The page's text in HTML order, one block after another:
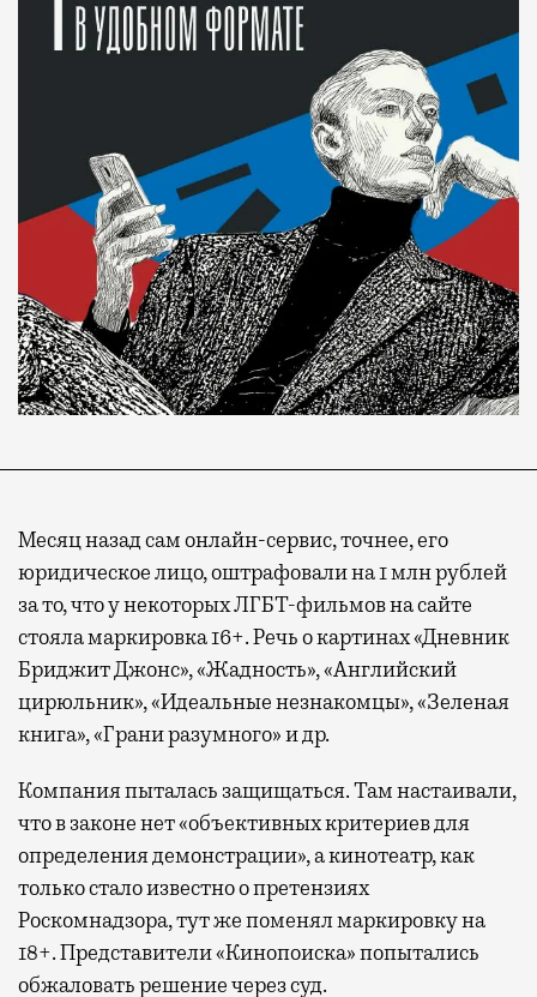
Месяц назад сам онлайн-сервис, точнее, его
юридическое лицо, оштрафовали на 1 млн рублей
за то, что у некоторых ЛГБТ-фильмов на сайте
стояла маркировка 16+. Речь о картинах «Дневник
Бриджит Джонс», «Жадность», «Английский
цирюльник», «Идеальные незнакомцы», «Зеленая
книга», «Грани разумного» и др.
Компания пыталась защищаться. Там настаивали,
что в законе нет «объективных критериев для
определения демонстрации», а кинотеатр, как
только стало известно о претензиях
Роскомнадзора, тут же поменял маркировку на
18+. Представители «Кинопоиска» попытались
обжаловать решение через суд.